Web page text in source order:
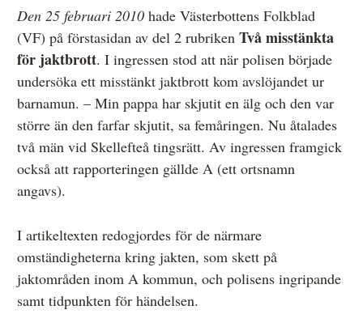
Den journalistiska yrkesetiken
Jobba hos oss!
Pressbilder
Så behandlar vi dina personuppgifter
Den 25 februari 2010 hade Västerbottens Folkblad
(VF) på förstasidan av del 2 rubriken Två misstänkta
för jaktbrott. I ingressen stod att när polisen började
undersöka ett misstänkt jaktbrott kom avslöjandet ur
barnamun. – Min pappa har skjutit en älg och den var
större än den farfar skjutit, sa femåringen. Nu åtalades
två män vid Skellefteå tingsrätt. Av ingressen framgick
också att rapporteringen gällde A (ett ortsnamn
angavs).
I artikeltexten redogjordes för de närmare
omständigheterna kring jakten, som skett på
jaktområden inom A kommun, och polisens ingripande
samt tidpunkten för händelsen.